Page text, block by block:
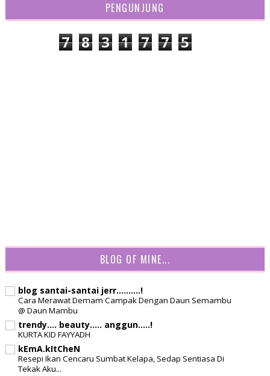
PENGUNJUNG
7 8 3 1 7 7 5
BLOG OF MINE...
blog santai-santai jerr..........!
Cara Merawat Demam Campak Dengan Daun Semambu
@ Daun Mambu
trendy.... beauty..... anggun.....!
KURTA KID FAYYADH
kEmA.kItCheN
Resepi Ikan Cencaru Sumbat Kelapa, Sedap Sentiasa Di
Tekak Aku...